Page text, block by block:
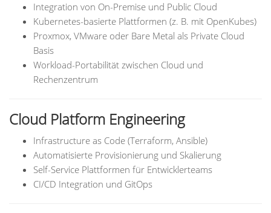
Integration von On-Premise und Public Cloud
Kubernetes-basierte Plattformen (z. B. mit OpenKubes)
Proxmox, VMware oder Bare Metal als Private Cloud
Basis
Workload-Portabilität zwischen Cloud und
Rechenzentrum
Cloud Platform Engineering
Infrastructure as Code (Terraform, Ansible)
Automatisierte Provisionierung und Skalierung
Self-Service Plattformen für Entwicklerteams
CI/CD Integration und GitOps